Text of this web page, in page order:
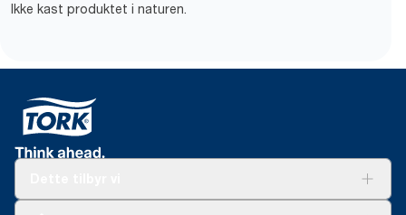
Ikke kast produktet i naturen.